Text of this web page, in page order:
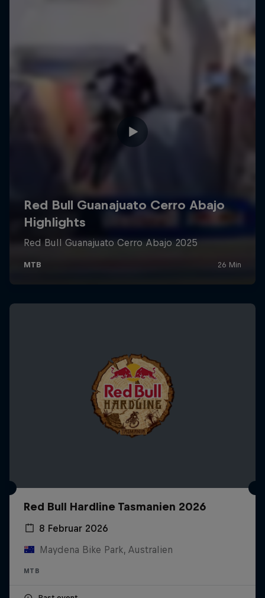
Red Bull Hardline Tasmanien 2026
8 Februar 2026
Maydena Bike Park, Australien
MTB